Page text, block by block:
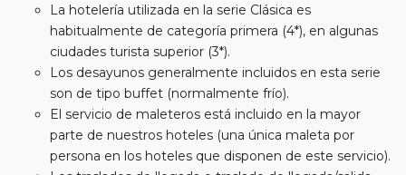
La hotelería utilizada en la serie Clásica es
habitualmente de categoría primera (4*), en algunas
ciudades turista superior (3*).
Los desayunos generalmente incluidos en esta serie
son de tipo buffet (normalmente frío).
El servicio de maleteros está incluido en la mayor
parte de nuestros hoteles (una única maleta por
persona en los hoteles que disponen de este servicio).